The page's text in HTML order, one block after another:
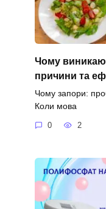
Чому
причини та
Чому запори:
Коли мова
0 2